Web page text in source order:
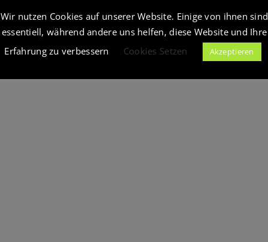
Wir nutzen Cookies auf unserer Website. Einige von ihnen sind
essentiell, während andere uns helfen, diese Website und Ihre
Erfahrung zu verbessern
Cookies Setzen Akzeptieren